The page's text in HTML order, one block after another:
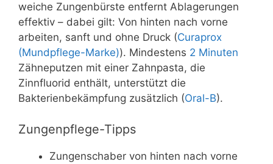
weiche Zungenbürste entfernt Ablagerungen
effektiv – dabei gilt: Von hinten nach vorne
arbeiten, sanft und ohne Druck (Curaprox
(Mundpflege-Marke)). Mindestens 2 Minuten
Zähneputzen mit einer Zahnpasta, die
Zinnfluorid enthält, unterstützt die
Bakterienbekämpfung zusätzlich (Oral-B).
Zungenpflege-Tipps
Zungenschaber von hinten nach vorne